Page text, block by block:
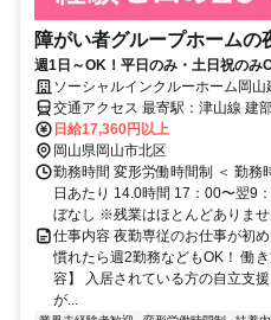
障がい者グループホームの
週1日～OK！平日のみ・土日祝のみ
ます。目の前の人に喜んでいただく
す。
ソーシャルインクルーホーム岡山
日給17,360円以上
岡山県岡山市北区
勤務時間 変形労働時間制 ＜ 勤務
日あたり 14.0時間 17：00〜翌9
ぼなし ※残業はほとんどありませ
仕事内容 夜勤専従のお仕事が初
慣れたら週2勤務などもOK！ 働
容】 入居されている方の自立支
が...